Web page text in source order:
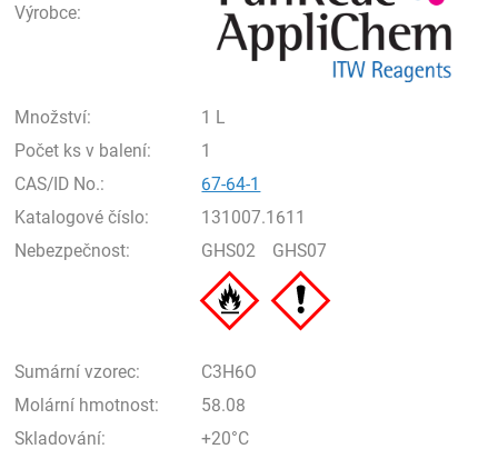
Výrobce:
Množství:
1 L
Počet ks v balení:
1
CAS/ID No.:
67-64-1
Katalogové číslo:
131007.1611
Nebezpečnost:
GHS02 GHS07
Sumární vzorec:
C3H6O
Molární hmotnost:
58.08
Skladování:
+20°C